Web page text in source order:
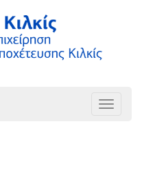
Toggle